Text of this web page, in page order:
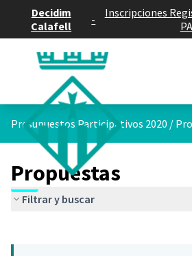
Decidim
Calafell
-
Inscripciones
Presupuestos Participativos 2020 /
Propuestas
Filtrar y buscar